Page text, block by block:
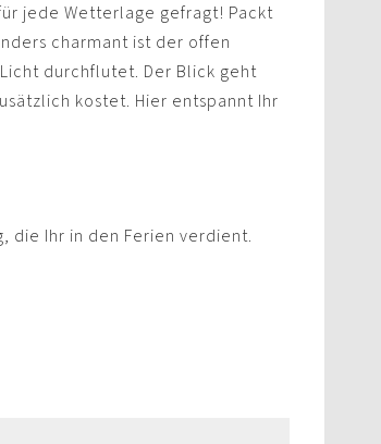
jede Wetterlage gefragt! Packt
charmant ist der offen
durchflutet. Der Blick geht
kostet. Hier entspannt Ihr
die Ihr in den Ferien verdient.